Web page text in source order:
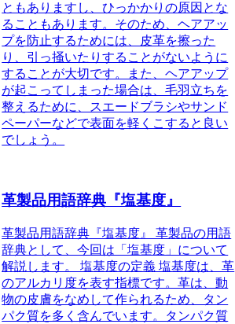
ともありますし、ひっかかりの原因とな
ることもあります。そのため、ヘアアッ
プを防止するためには、皮革を擦った
り、引っ掻いたりすることがないように
することが大切です。また、ヘアアップ
が起こってしまった場合は、毛羽立ちを
整えるために、スエードブラシやサンド
ペーパーなどで表面を軽くこすると良い
でしょう。
革製品用語辞典『塩基度』
革製品用語辞典『塩基度』 革製品の用語
辞典として、今回は「塩基度」について
解説します。 塩基度の定義 塩基度は、革
のアルカリ度を表す指標です。革は、動
物の皮膚をなめして作られるため、タン
パク質を多く含んでいます。タンパク質